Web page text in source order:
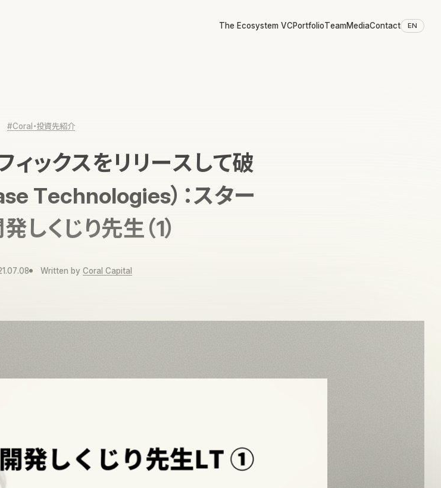
The Ecosystem VCPortfolioTeamMediaContact EN
#Coral・投資先紹介
ィックスをリリースして破
Technologies）：スター
しくじり先生（1）
Written by Coral Capital